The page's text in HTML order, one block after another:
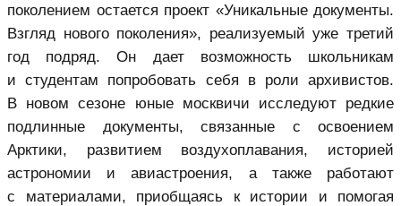
поколением остается проект «Уникальные документы.
Взгляд нового поколения», реализуемый уже третий
год подряд. Он дает возможность школьникам
и студентам попробовать себя в роли архивистов.
В новом сезоне юные москвичи исследуют редкие
подлинные документы, связанные с освоением
Арктики, развитием воздухоплавания, историей
астрономии и авиастроения, а также работают
с материалами, приобщаясь к истории и помогая